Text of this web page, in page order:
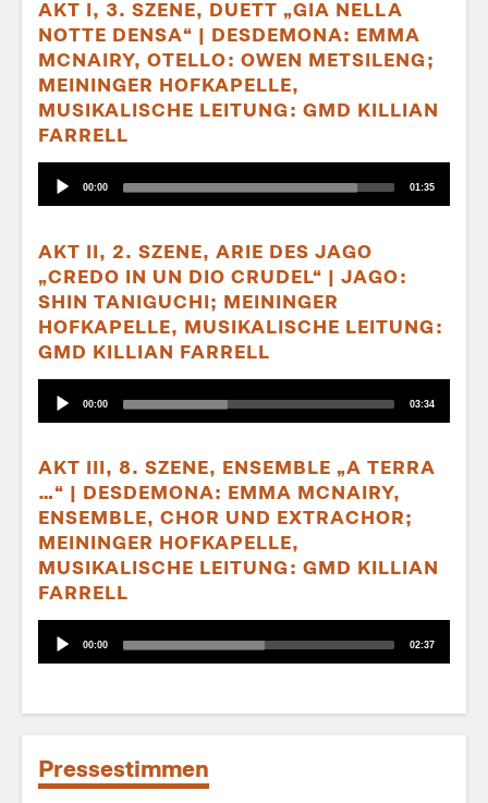
AKT I, 3. SZENE, DUETT „GIA NELLA
NOTTE DENSA“ | DESDEMONA: EMMA
MCNAIRY, OTELLO: OWEN METSILENG;
MEININGER HOFKAPELLE,
MUSIKALISCHE LEITUNG: GMD KILLIAN
FARRELL
Audio-
PlayerAktueller
Zeitpunkt
00:00 Gesamtlaufzeit
01:35
AKT II, 2. SZENE, ARIE DES JAGO
„CREDO IN UN DIO CRUDEL“ | JAGO:
SHIN TANIGUCHI; MEININGER
HOFKAPELLE, MUSIKALISCHE LEITUNG:
GMD KILLIAN FARRELL
Audio-
PlayerAktueller
Zeitpunkt
00:00 Gesamtlaufzeit
03:34
AKT III, 8. SZENE, ENSEMBLE „A TERRA
…“ | DESDEMONA: EMMA MCNAIRY,
ENSEMBLE, CHOR UND EXTRACHOR;
MEININGER HOFKAPELLE,
MUSIKALISCHE LEITUNG: GMD KILLIAN
FARRELL
Audio-
PlayerAktueller
Zeitpunkt
00:00 Gesamtlaufzeit
02:37
Pressestimmen